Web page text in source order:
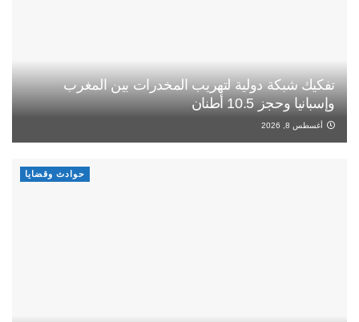
تفكيك شبكة دولية لتهريب المخدرات بين المغرب
وإسبانيا وحجز 10.5 أطنان
أغسطس 8, 2026
حوادث وقضايا